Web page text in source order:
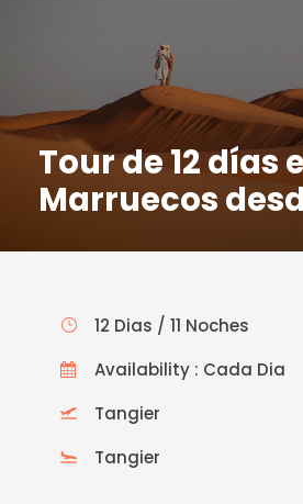
Tour de 12 días
Marruecos
12 Dias / 11 Noches
Availability : Cada Dia
Tangier
Tangier